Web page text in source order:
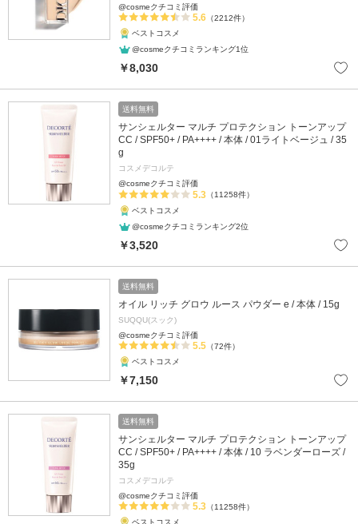
@cosmeクチコミ評価
5.6 （2212件）
ベストコスメ
@cosmeクチコミランキング1位
￥8,030
送料無料
サンシェルター マルチ プロテクション トーンアップ
CC / SPF50+ / PA++++ / 本体 / 01ライトベージュ / 35
g
コスメデコルテ
@cosmeクチコミ評価
5.3 （11258件）
ベストコスメ
@cosmeクチコミランキング2位
￥3,520
送料無料
オイル リッチ グロウ ルース パウダー e / 本体 / 15g
SUQQU(スック)
@cosmeクチコミ評価
5.5 （72件）
ベストコスメ
￥7,150
送料無料
サンシェルター マルチ プロテクション トーンアップ
CC / SPF50+ / PA++++ / 本体 / 10 ラベンダーローズ /
35g
コスメデコルテ
@cosmeクチコミ評価
5.3 （11258件）